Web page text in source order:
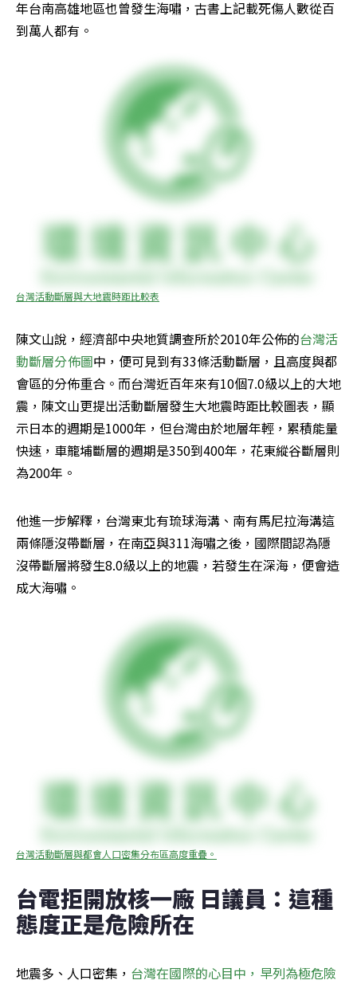
年台南高雄地區也曾發生海嘯，古書上記載死傷人數從百
到萬人都有。
台灣活動斷層與大地震時距比較表
陳文山說，經濟部中央地質調查所於2010年公佈的台灣活
動斷層分佈圖中，便可見到有33條活動斷層，且高度與都
會區的分佈重合。而台灣近百年來有10個7.0級以上的大地
震，陳文山更提出活動斷層發生大地震時距比較圖表，顯
示日本的週期是1000年，但台灣由於地層年輕，累積能量
快速，車籠埔斷層的週期是350到400年，花東縱谷斷層則
為200年。
他進一步解釋，台灣東北有琉球海溝、南有馬尼拉海溝這
兩條隱沒帶斷層，在南亞與311海嘯之後，國際間認為隱
沒帶斷層將發生8.0級以上的地震，若發生在深海，便會造
成大海嘯。
台灣活動斷層與都會人口密集分布區高度重疊。
台電拒開放核一廠 日議員：這種
態度正是危險所在
地震多、人口密集， 台灣在國際的心目中，早列為極危險